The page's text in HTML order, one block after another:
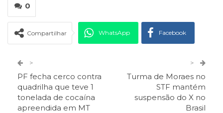
0
Compartilhar WhatsApp Facebook
Facebook Messenger O email
>
PF fecha cerco contra
quadrilha que teve 1
tonelada de cocaína
apreendida em MT
>
Turma de Moraes no
STF mantém
suspensão do X no
Brasil